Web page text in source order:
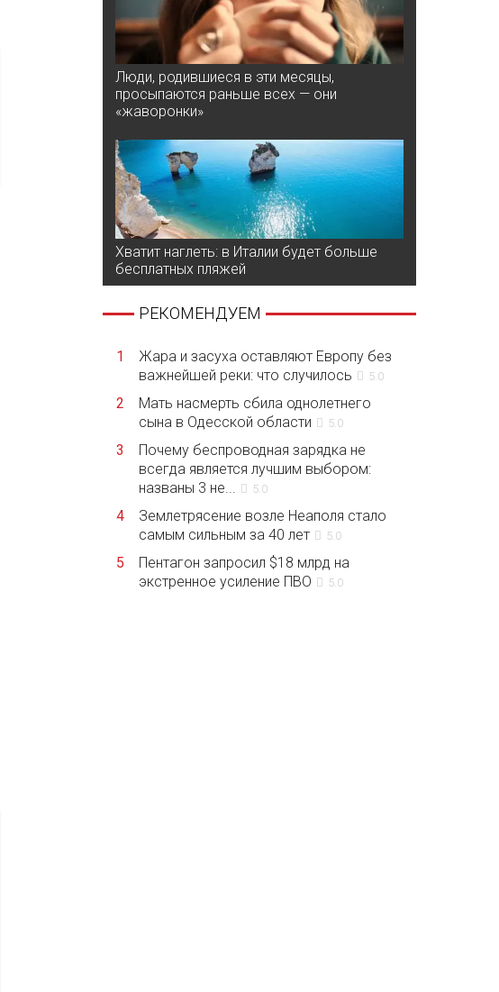
Люди, родившиеся в эти месяцы,
просыпаются раньше всех — они
«жаворонки»
Хватит наглеть: в Италии будет больше
бесплатных пляжей
РЕКОМЕНДУЕМ
1
Жара и засуха оставляют Европу без
важнейшей реки: что случилось
5.0
2
Мать насмерть сбила однолетнего
сына в Одесской области
5.0
3
Почему беспроводная зарядка не
всегда является лучшим выбором:
названы 3 не...
5.0
4
Землетрясение возле Неаполя стало
самым сильным за 40 лет
5.0
5
Пентагон запросил $18 млрд на
экстренное усиление ПВО
5.0